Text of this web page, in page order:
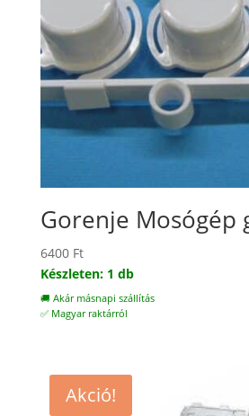
Gorenje Mosógép
6400 Ft
Készleten: 1 db
🚚 Akár másnapi szállítás
✅ Magyar raktárról
Akció!